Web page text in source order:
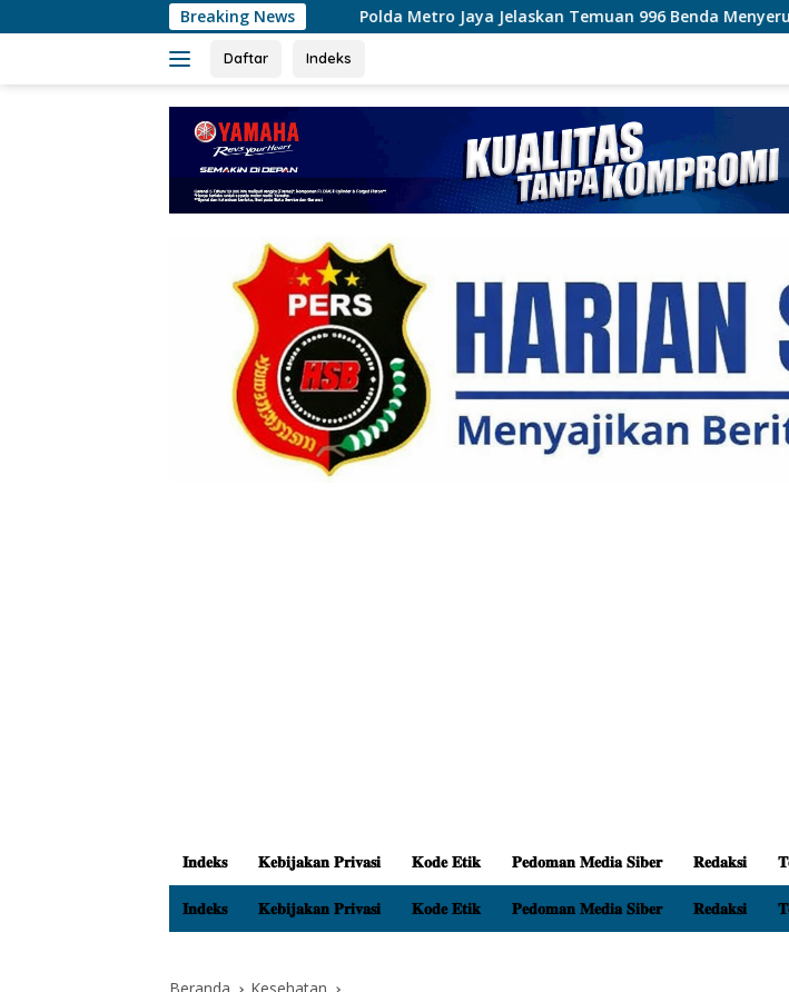
ke
Breaking News
Polda Metro Jaya Jelaskan Temuan 996 Benda Menyerupai Senjata di Yayasan
Daftar Indeks
𝐈𝐧𝐝𝐞𝐤𝐬 𝐊𝐞𝐛𝐢𝐣𝐚𝐤𝐚𝐧 𝐏𝐫𝐢𝐯𝐚𝐬𝐢 𝐊𝐨𝐝𝐞 𝐄𝐭𝐢𝐤 𝐏𝐞𝐝𝐨𝐦𝐚𝐧 𝐌𝐞𝐝𝐢𝐚 𝐒𝐢𝐛𝐞𝐫 𝐑𝐞𝐝𝐚𝐤𝐬𝐢
𝐈𝐧𝐝𝐞𝐤𝐬 𝐊𝐞𝐛𝐢𝐣𝐚𝐤𝐚𝐧 𝐏𝐫𝐢𝐯𝐚𝐬𝐢 𝐊𝐨𝐝𝐞 𝐄𝐭𝐢𝐤 𝐏𝐞𝐝𝐨𝐦𝐚𝐧 𝐌𝐞𝐝𝐢𝐚 𝐒𝐢𝐛𝐞𝐫 𝐑𝐞𝐝𝐚𝐤𝐬𝐢